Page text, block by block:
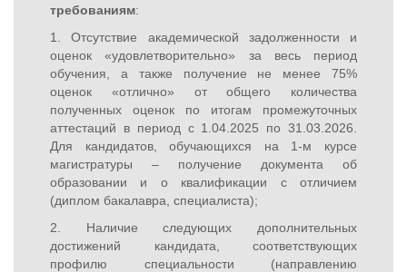
требованиям:
1. Отсутствие академической задолженности и
оценок «удовлетворительно» за весь период
обучения, а также получение не менее 75%
оценок «отлично» от общего количества
полученных оценок по итогам промежуточных
аттестаций в период с 1.04.2025 по 31.03.2026.
Для кандидатов, обучающихся на 1-м курсе
магистратуры – получение документа об
образовании и о квалификации с отличием
(диплом бакалавра, специалиста);
2. Наличие следующих дополнительных
достижений кандидата, соответствующих
профилю специальности (направлению